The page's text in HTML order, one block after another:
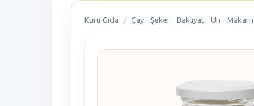
Kuru Gıda Çay - Şeker - Bakliyat - Un -